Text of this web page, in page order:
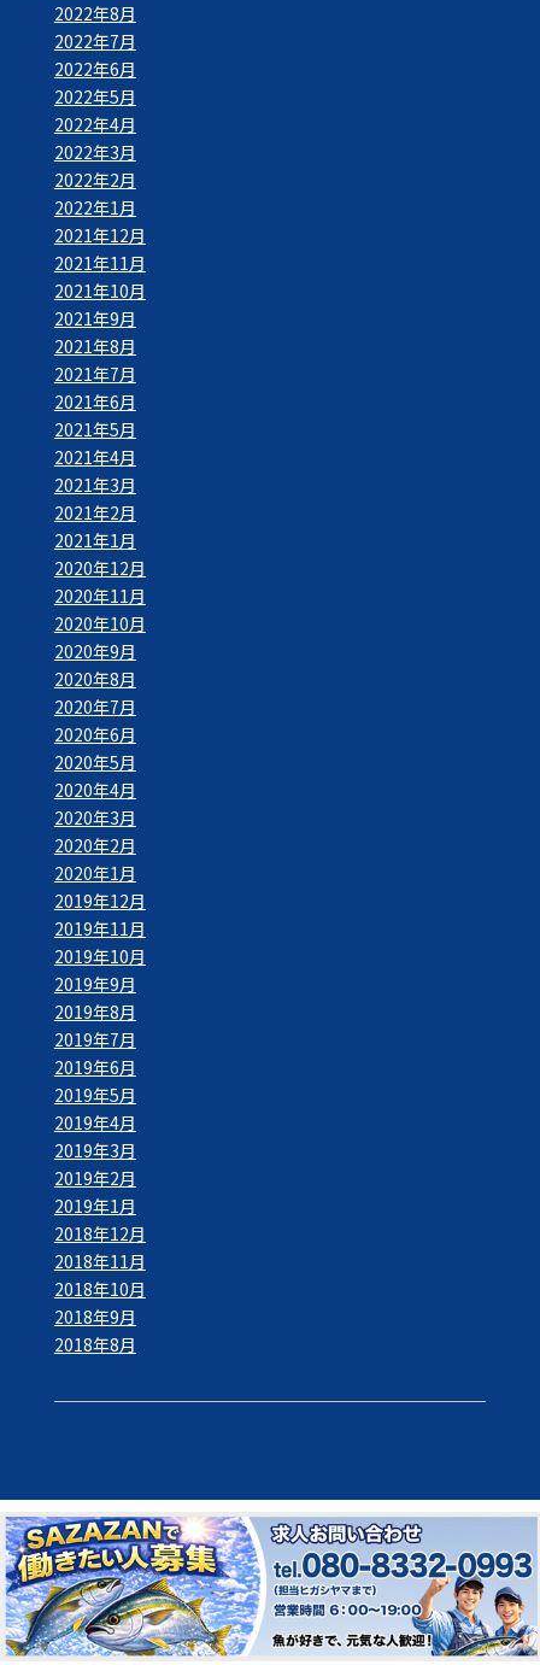
2022年8月
2022年7月
2022年6月
2022年5月
2022年4月
2022年3月
2022年2月
2022年1月
2021年12月
2021年11月
2021年10月
2021年9月
2021年8月
2021年7月
2021年6月
2021年5月
2021年4月
2021年3月
2021年2月
2021年1月
2020年12月
2020年11月
2020年10月
2020年9月
2020年8月
2020年7月
2020年6月
2020年5月
2020年4月
2020年3月
2020年2月
2020年1月
2019年12月
2019年11月
2019年10月
2019年9月
2019年8月
2019年7月
2019年6月
2019年5月
2019年4月
2019年3月
2019年2月
2019年1月
2018年12月
2018年11月
2018年10月
2018年9月
2018年8月